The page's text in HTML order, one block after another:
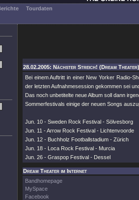
Tourdaten
28.02.2005: Nächster Streich! (Dream Theater)
Bei einem Auftritt in einer New Yorker Radio-
der letzten Aufnahmesession gekommen sei
Das noch unbetitelte neue Album soll dann
Sommerfestivals einige der neuen Songs
Jun. 10 - Sweden Rock Festival - Sölvesborg
Jun. 11 - Arrow Rock Festival - Lichtenvoorde
Jun. 12 - Buchholz Footballstadium - Zürich
Jun. 18 - Loca Rock Festival - Murcia
Jun. 26 - Graspop Festival - Dessel
Dream Theater im Internet
Bandhomepage
MySpace
Facebook